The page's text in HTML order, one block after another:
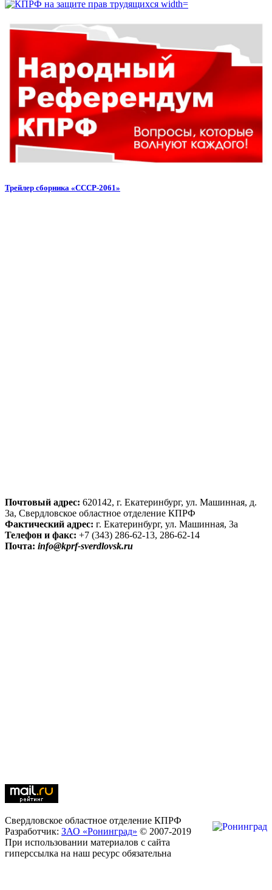
Трейлер сборника «СССР-2061»
Почтовый адрес: 620142, г. Екатеринбург, ул. Машинная, д.
3а, Свердловское областное отделение КПРФ
Фактический адрес: г. Екатеринбург, ул. Машинная, 3а
Телефон и факс: +7 (343) 286-62-13, 286-62-14
Почта: info@kprf-sverdlovsk.ru
Свердловское областное отделение КПРФ
Разработчик: ЗАО «Ронинград» © 2007-2019
При использовании материалов с сайта
гиперссылка на наш ресурс обязательна